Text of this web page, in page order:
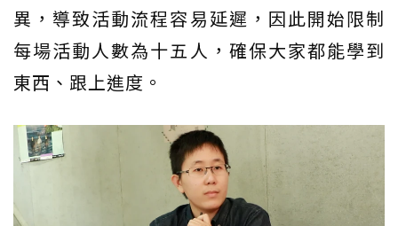
異，導致活動流程容易延遲，因此開始限制
每場活動人數為十五人，確保大家都能學到
東西、跟上進度。